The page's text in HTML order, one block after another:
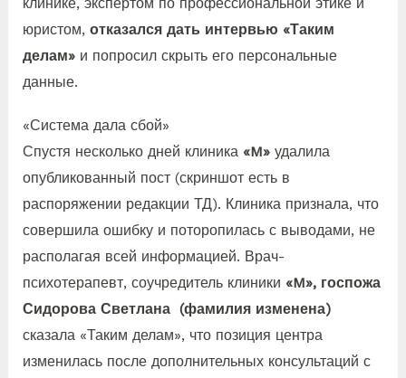
клинике, экспертом по профессиональной этике и
юристом, отказался дать интервью «Таким
делам»и попросил скрыть его персональные
данные.
«Система дала сбой»
Спустя несколько дней клиника «M»удалила
опубликованный пост (скриншот есть в
распоряжении редакции ТД). Клиника признала, что
совершила ошибку и поторопилась с выводами, не
располагая всей информацией. Врач-
психотерапевт, соучредитель клиники «M», госпожа
Сидорова Светлана (фамилия изменена)
сказала «Таким делам», что позиция центра
изменилась после дополнительных консультаций с